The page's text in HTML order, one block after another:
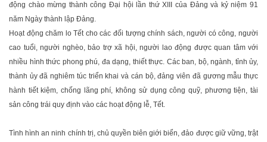
động chào mừng thành công Đại hội lần thứ XIII của Đảng và kỷ niệm 91
năm Ngày thành lập Đảng.
Hoạt động chăm lo Tết cho các đối tượng chính sách, người có công, người
cao tuổi, người nghèo, bảo trợ xã hội, người lao động được quan tâm với
nhiều hình thức phong phú, đa dạng, thiết thực. Các ban, bộ, ngành, tỉnh ủy,
thành ủy đã nghiêm túc triển khai và cán bộ, đảng viên đã gương mẫu thực
hành tiết kiệm, chống lãng phí, không sử dụng công quỹ, phương tiện, tài
sản công trái quy định vào các hoạt động lễ, Tết.
Tình hình an ninh chính trị, chủ quyền biên giới biển, đảo được giữ vững, trật